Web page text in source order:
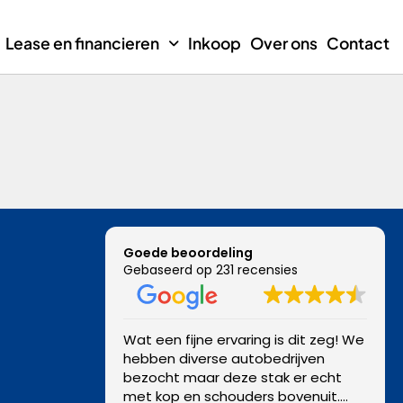
Lease en financieren Inkoop Over ons Contact
Goede beoordeling
Gebaseerd op 231 recensies
Wat een fijne ervaring is dit zeg! We
hebben diverse autobedrijven
bezocht maar deze stak er echt
met kop en schouders bovenuit.